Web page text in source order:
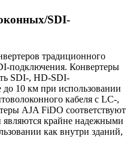
SDI-
традиционного
подключения. Конвертеры
SDI-, HD-SDI-
до 10 км при использовании
кабеля с LC-,
AJA FiDO соответствуют
крайне надежными
как внутри зданий,